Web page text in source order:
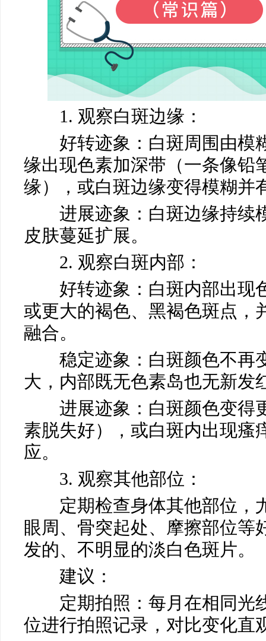
1. 观察白斑边缘：
好转迹象：白斑周围由模
缘出现色素加深带（一条像铅
缘），或白斑边缘变得模糊并
进展迹象：白斑边缘持续
皮肤蔓延扩展。
2. 观察白斑内部：
好转迹象：白斑内部出现
或更大的褐色、黑褐色斑点，
融合。
稳定迹象：白斑颜色不再
大，内部既无色素岛也无新发
进展迹象：白斑颜色变得
素脱失好），或白斑内出现瘙
应。
3. 观察其他部位：
定期检查身体其他部位，
眼周、骨突起处、摩擦部位等
发的、不明显的淡白色斑片。
建议：
定期拍照：每月在相同光
位进行拍照记录，对比变化直
马小玲
常州白癜风医院
医生